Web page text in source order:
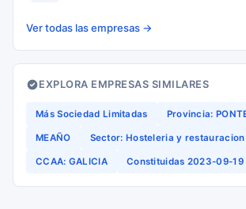
Ver todas las empresas →
EXPLORA EMPRESAS SIMILARES
Más Sociedad Limitadas Provincia:
MEAÑO Sector: Hosteleria y restauracion
CCAA: GALICIA Constituidas 2023-09-19